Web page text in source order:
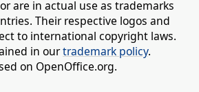
are in actual use as trademarks
Their respective logos and
to international copyright laws.
in ourtrademark policy.
on OpenOffice.org.